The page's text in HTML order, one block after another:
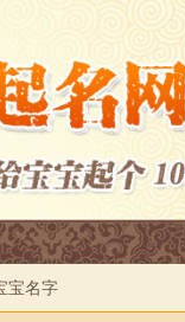
宝名字